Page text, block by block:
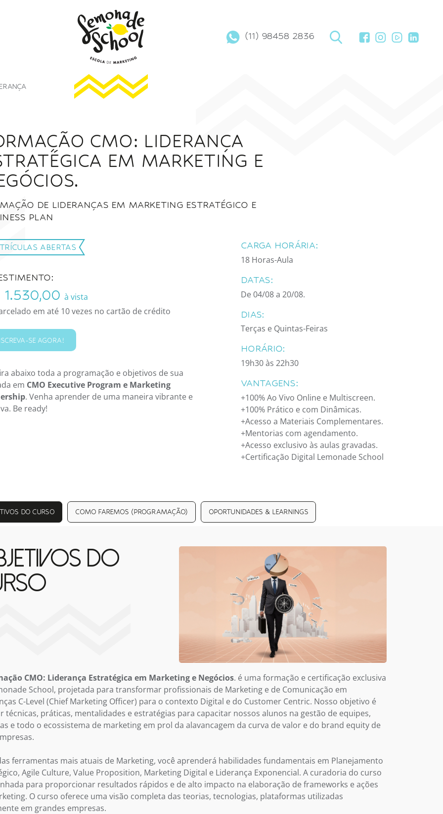
(11) 98458 2836
CMO: LIDERANÇA
EM MARKETING E
DE LIDERANÇAS EM MARKETING ESTRATÉGICO E
PLAN
ABERTAS
1.530,00à vista
em até 10 vezes no cartão de crédito
SE AGORA!
abaixo toda a programação e objetivos de sua
em CMO Executive Program e Marketing
. Venha aprender de uma maneira vibrante e
Be ready!
CARGA HORÁRIA:
18 Horas-Aula
DATAS:
De 04/08 a 20/08.
DIAS:
Terças e Quintas-Feiras
HORÁRIO:
19h30 às 22h30
VANTAGENS:
+100% Ao Vivo Online e Multiscreen.
+100% Prático e com Dinâmicas.
+Acesso a Materiais Complementares.
+Mentorias com agendamento.
+Acesso exclusivo às aulas gravadas.
+Certificação Digital Lemonade School
DO CURSO COMO FAREMOS (PROGRAMAÇÃO) OPORTUNIDADES & LEARNINGS
DO
CMO: Liderança Estratégica em Marketing e Negócios. é uma formação e certificação exclusiva
School, projetada para transformar profissionais de Marketing e de Comunicação em
C-Level (Chief Marketing Officer) para o contexto Digital e do Customer Centric. Nosso objetivo é
técnicas, práticas, mentalidades e estratégias para capacitar nossos alunos na gestão de equipes,
e todo o ecossistema de marketing em prol da alavancagem da curva de valor e do brand equity de
ferramentas mais atuais de Marketing, você aprenderá habilidades fundamentais em Planejamento
Agile Culture, Value Proposition, Marketing Digital e Liderança Exponencial. A curadoria do curso
para proporcionar resultados rápidos e de alto impacto na elaboração de frameworks e ações
O curso oferece uma visão completa das teorias, tecnologias, plataformas utilizadas
em grandes empresas.